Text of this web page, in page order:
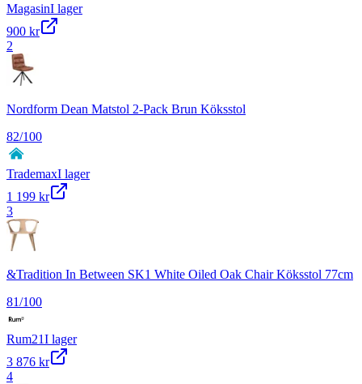
MagasinI lager
900 kr
2
Nordform Dean Matstol 2-Pack Brun Köksstol
82/100
TrademaxI lager
1 199 kr
3
&Tradition In Between SK1 White Oiled Oak Chair Köksstol 77cm
81/100
Rum21I lager
3 876 kr
4